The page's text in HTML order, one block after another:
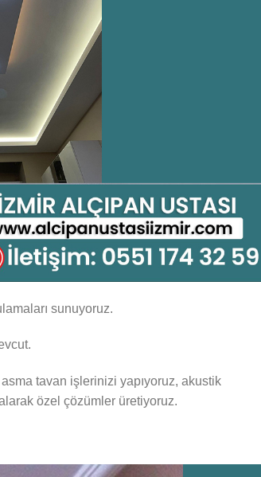
sunuyoruz.
tavan işlerinizi yapıyoruz, akustik
özel çözümler üretiyoruz.